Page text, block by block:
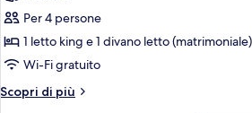
Suite
(Lipari)
Per 4 persone
1 letto king e 1 divano letto (matrimoniale)
Wi-Fi gratuito
Scopri di più
Altri